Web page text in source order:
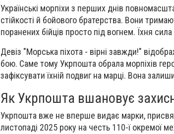
Українські морпіхи з перших днів
стійкості й бойового братерства. Вони
поранених бійців просто під вогнем. Їхня
Девіз "Морська піхота - вірні завжди!"
бою. Саме тому Укрпошта обрала морпіхів
зафіксувати їхній подвиг на марці. Вона
Як Укрпошта вшановує
Укрпошта вже не вперше видає марки,
листопаді 2025 року на честь 110-ї окремої